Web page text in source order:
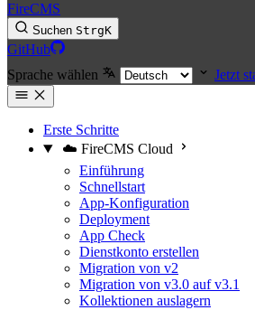
FireCMS
Suchen StrgK
GitHub
Sprache wählen
Jetzt
Erste Schritte
☁️ FireCMS Cloud
Einführung
Schnellstart
App-Konfiguration
Deployment
App Check
Dienstkonto erstellen
Migration von v2
Migration von v3.0 auf v3.1
Kollektionen auslagern